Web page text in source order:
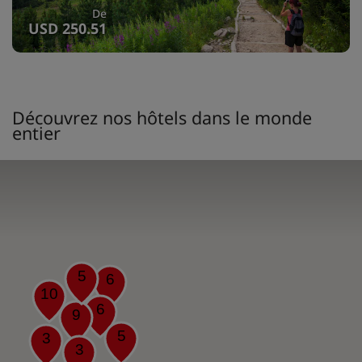
De
USD 250.51
Découvrez nos hôtels dans le monde
entier
3
6
6
10
9
3
5
5